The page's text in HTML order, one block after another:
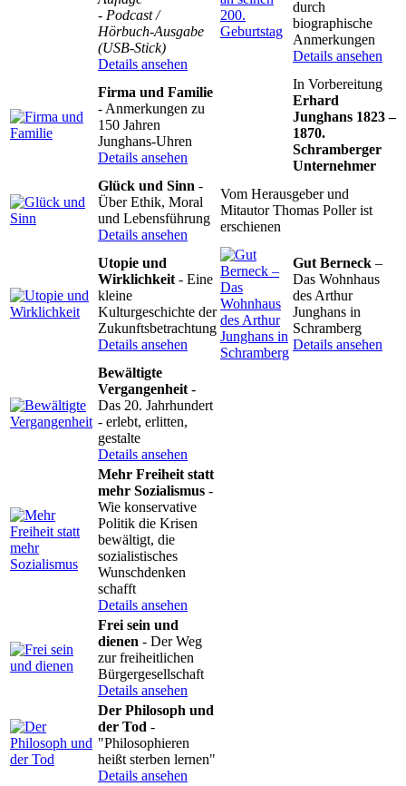
- Podcast /
Hörbuch-Ausgabe
(USB-Stick)
Details ansehen
durch
biographische
Anmerkungen
Details ansehen
Firma und Familie
- Anmerkungen zu
150 Jahren
Junghans-Uhren
Details ansehen
In Vorbereitung
Erhard
Junghans 1823 –
1870.
Schramberger
Unternehmer
Glück und Sinn -
Über Ethik, Moral
und Lebensführung
Details ansehen
Vom Herausgeber und
Mitautor Thomas Poller ist
erschienen
Utopie und
Wirklichkeit - Eine
kleine
Kulturgeschichte der
Zukunftsbetrachtung
Details ansehen
Gut Berneck –
Das Wohnhaus
des Arthur
Junghans in
Schramberg
Details ansehen
Bewältigte
Vergangenheit -
Das 20. Jahrhundert
- erlebt, erlitten,
gestalte
Details ansehen
Mehr Freiheit statt
mehr Sozialismus -
Wie konservative
Politik die Krisen
bewältigt, die
sozialistisches
Wunschdenken
schafft
Details ansehen
Frei sein und
dienen - Der Weg
zur freiheitlichen
Bürgergesellschaft
Details ansehen
Der Philosoph und
der Tod -
"Philosophieren
heißt sterben lernen"
Details ansehen